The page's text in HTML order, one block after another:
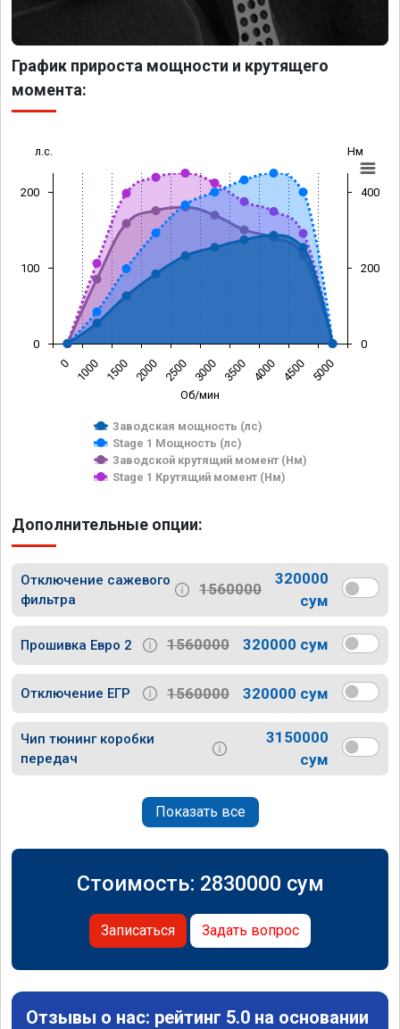
График прироста мощности и крутящего
момента:
Об/мин
л.с. Нм
Заводская мощность (лс)
Stage 1 Мощность (лс)
Заводской крутящий момент (Нм)
Stage 1 Крутящий момент (Нм)
0 1000 1500 2000 2500 3000 3500 4000 4500 5000
0
100
200
0
200
400
Дополнительные опции:
Отключение сажевого
фильтра
1560000
320000
сум
Прошивка Евро 2 1560000 320000 сум
Отключение ЕГР 1560000 320000 сум
Чип тюнинг коробки
передач
3150000
сум
Показать все
Стоимость: 2830000 сум
Записаться Задать вопрос
Отзывы о нас: рейтинг 5.0 на основании